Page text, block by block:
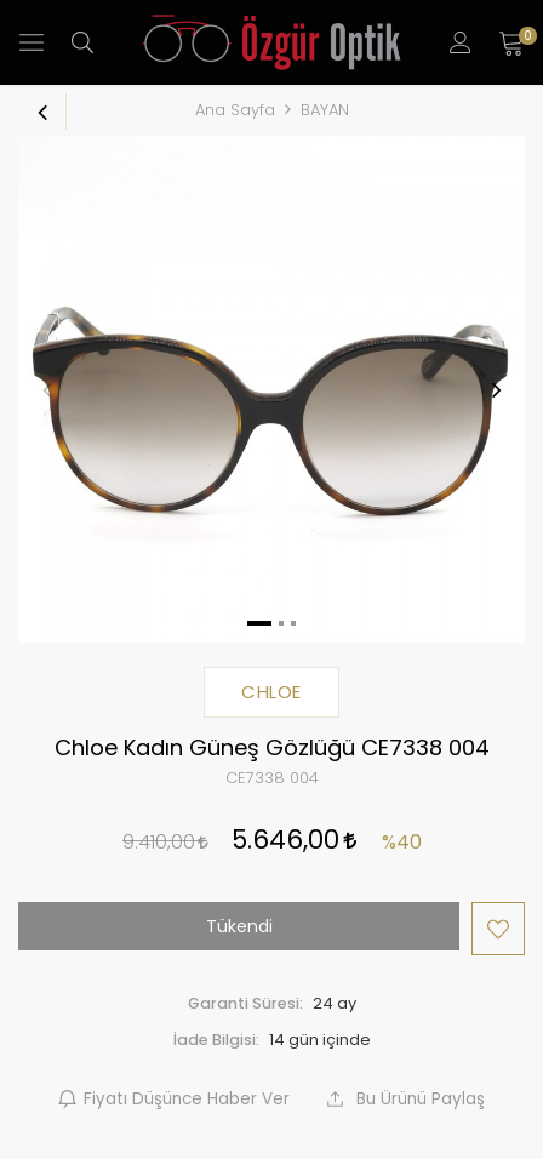
0
Ana Sayfa BAYAN
CHLOE
Chloe Kadın Güneş Gözlüğü CE7338 004
CE7338 004
9.410,00 5.646,00 %40
Tükendi
Garanti Süresi: 24 ay
İade Bilgisi:
Fiyatı Düşünce Haber Ver Bu Ürünü Paylaş